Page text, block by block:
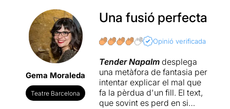
ens fa intuir que no viurem
un història fàcil i de cotó
rosa tot i ser d’amor. Té tant
d’amor com d’odi. Un amor
rosa molt obscur, quasi
negre. I amb un sabor amarg
sense perdre un rerefons
dolç.
Gema Moraleda
Teatre Barcelona
Una fusió perfecta
Opinió verificada
Tender Napalmdesplega
una metàfora de fantasia per
intentar explicar el mal que
fa la pèrdua d'un fill. El text,
que sovint es perd en si